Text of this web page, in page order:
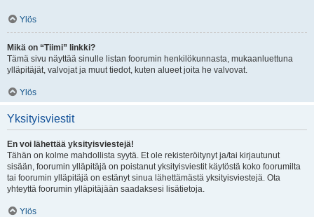
Ylös
Mikä on “Tiimi” linkki?
Tämä sivu näyttää sinulle listan foorumin henkilökunnasta, mukaanluettuna
ylläpitäjät, valvojat ja muut tiedot, kuten alueet joita he valvovat.
Ylös
Yksityisviestit
En voi lähettää yksityisviestejä!
Tähän on kolme mahdollista syytä. Et ole rekisteröitynyt ja/tai kirjautunut
sisään, foorumin ylläpitäjä on poistanut yksityisviestit käytöstä koko foorumilta
tai foorumin ylläpitäjä on estänyt sinua lähettämästä yksityisviestejä. Ota
yhteyttä foorumin ylläpitäjään saadaksesi lisätietoja.
Ylös